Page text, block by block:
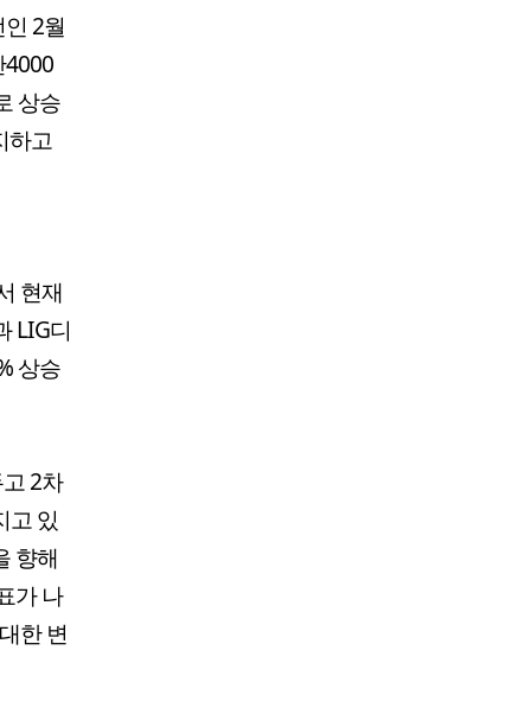
2월
4000
상승
하고
현재
LIG디
상승
2차
고 있
향해
가 나
한 변